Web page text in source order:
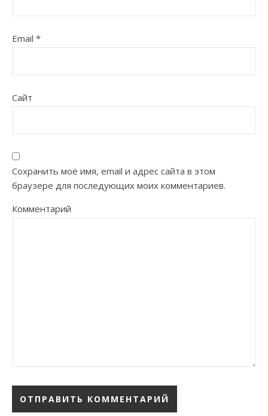
Email *
Сайт
Сохранить моё имя, email и адрес сайта в этом
браузере для последующих моих комментариев.
Комментарий